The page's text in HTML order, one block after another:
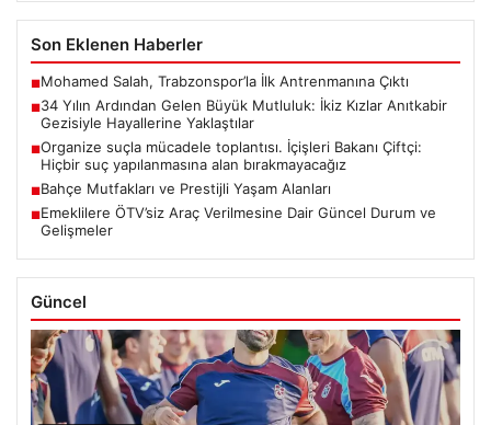
Son Eklenen Haberler
■Mohamed Salah, Trabzonspor’la İlk Antrenmanına Çıktı
■34 Yılın Ardından Gelen Büyük Mutluluk: İkiz Kızlar Anıtkabir
Gezisiyle Hayallerine Yaklaştılar
■Organize suçla mücadele toplantısı. İçişleri Bakanı Çiftçi:
Hiçbir suç yapılanmasına alan bırakmayacağız
■Bahçe Mutfakları ve Prestijli Yaşam Alanları
■Emeklilere ÖTV’siz Araç Verilmesine Dair Güncel Durum ve
Gelişmeler
Güncel